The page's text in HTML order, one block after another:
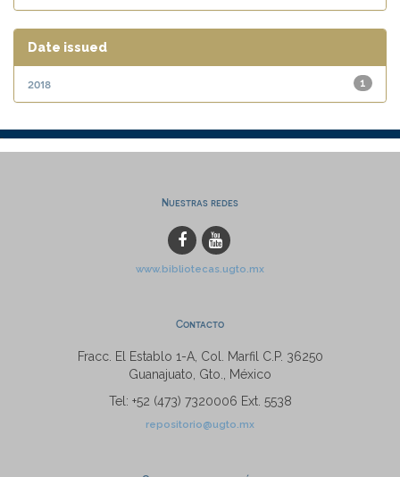
Date issued
1
2018
Nuestras redes
www.bibliotecas.ugto.mx
Contacto
Fracc. El Establo 1-A, Col. Marfil C.P. 36250
Guanajuato, Gto., México
Tel: +52 (473) 7320006 Ext. 5538
repositorio@ugto.mx